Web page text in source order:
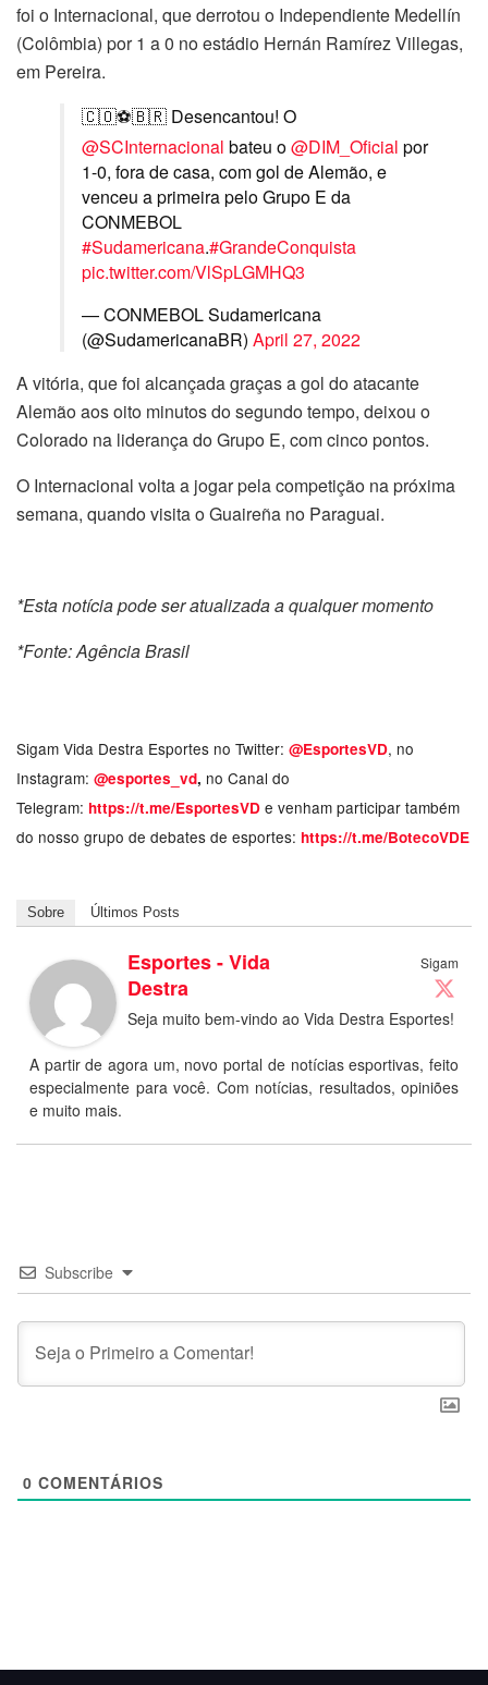
foi o Internacional, que derrotou o Independiente Medellín
(Colômbia) por 1 a 0 no estádio Hernán Ramírez Villegas,
em Pereira.
🇨🇴⚽🇧🇷 Desencantou! O
@SCInternacional bateu o@DIM_Oficial por
1-0, fora de casa, com gol de Alemão, e
venceu a primeira pelo Grupo E da
CONMEBOL
#Sudamericana.#GrandeConquista
pic.twitter.com/VlSpLGMHQ3
— CONMEBOL Sudamericana
(@SudamericanaBR) April 27, 2022
A vitória, que foi alcançada graças a gol do atacante
Alemão aos oito minutos do segundo tempo, deixou o
Colorado na liderança do Grupo E, com cinco pontos.
O Internacional volta a jogar pela competição na próxima
semana, quando visita o Guaireña no Paraguai.
*Esta notícia pode ser atualizada a qualquer momento
*Fonte: Agência Brasil
Sigam Vida Destra Esportes no Twitter: @EsportesVD, no
Instagram: @esportes_vd, no Canal do
Telegram: https://t.me/EsportesVD e venham participar também
do nosso grupo de debates de esportes: https://t.me/BotecoVDE
Sobre Últimos Posts
Sigam
Esportes - Vida
Destra
Seja muito bem-vindo ao Vida Destra Esportes!
A partir de agora um, novo portal de notícias esportivas, feito
especialmente para você. Com notícias, resultados, opiniões
e muito mais.
Subscribe
0 COMENTÁRIOS